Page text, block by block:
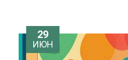
29
ИЮН